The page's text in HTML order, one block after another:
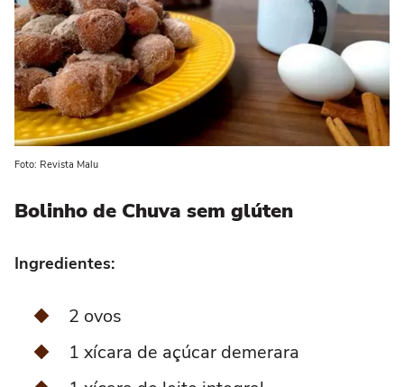
Foto: Revista Malu
Bolinho de Chuva sem glúten
Ingredientes:
2 ovos
1 xícara de açúcar demerara